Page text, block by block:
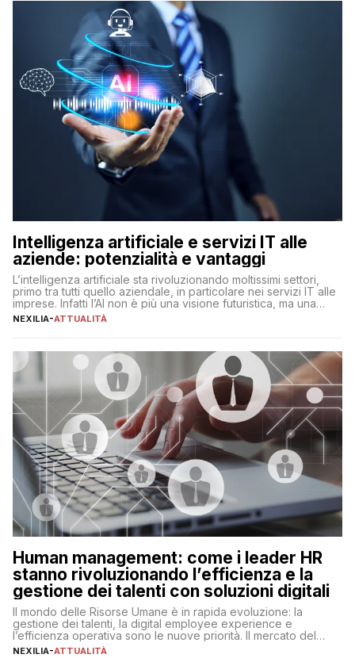
Intelligenza artificiale e servizi IT alle
aziende: potenzialità e vantaggi
L’intelligenza artificiale sta rivoluzionando moltissimi settori,
primo tra tutti quello aziendale, in particolare nei servizi IT alle
imprese. Infatti l’AI non è più una visione futuristica, ma una
realtà operativa che sta portando a un cambio significativo in
operazioni, bensì comporta […]
NEXILIA-ATTUALITÀ
Human management: come i leader HR
stanno rivoluzionando l’efficienza e la
gestione dei talenti con soluzioni digitali
Il mondo delle Risorse Umane è in rapida evoluzione: la
gestione dei talenti, la digital employee experience e
l’efficienza operativa sono le nuove priorità. Il mercato del
lavoro, d’altra parte, è sempre più competitivo con una lotta
NEXILIA-ATTUALITÀ